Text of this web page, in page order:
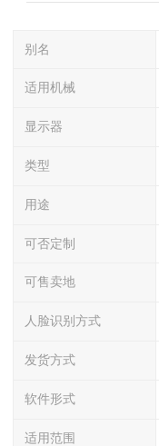
别名
适用机械
显示器
类型
用途
可否定制
可售卖地
人脸识别方式
发货方式
软件形式
适用范围